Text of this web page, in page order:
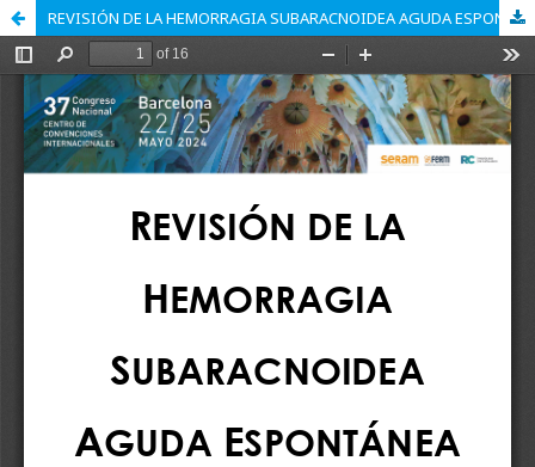
REVISIÓN DE LA HEMORRAGIA SUBARACNOIDEA AGUDA ESPONTÁNEA